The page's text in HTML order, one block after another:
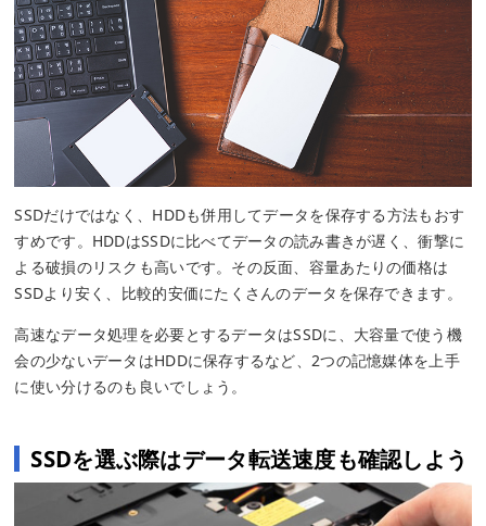
SSDだけではなく、HDDも併用してデータを保存する方法もおす
すめです。HDDはSSDに比べてデータの読み書きが遅く、衝撃に
よる破損のリスクも高いです。その反面、容量あたりの価格は
SSDより安く、比較的安価にたくさんのデータを保存できます。
高速なデータ処理を必要とするデータはSSDに、大容量で使う機
会の少ないデータはHDDに保存するなど、2つの記憶媒体を上手
に使い分けるのも良いでしょう。
SSDを選ぶ際はデータ転送速度も確認しよう